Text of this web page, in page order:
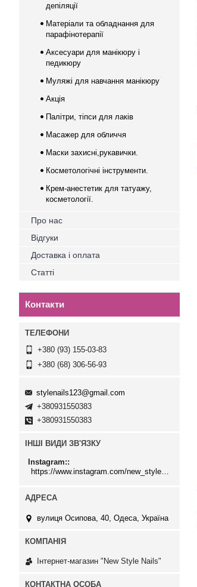
депіляції
Матеріали та обладнання для
парафінотерапії
Аксесуари для манікюру і
педикюру
Муляжі для навчання манікюру
Акція
Палітри, тіпси для лаків
Масажер для обличчя
Маски захисні,рукавички.
Косметологічні інструменти.
Крем-анестетик для татуажу,
косметології.
Про нас
Відгуки
Доставка і оплата
Статті
Контакти
+380 (93) 155-03-83
+380 (68) 306-56-93
stylenails123@gmail.com
+380931550383
+380931550383
ІНШІ ВИДИ ЗВ'ЯЗКУ
Instagram:
https://www.instagram.com/new_stylenails_/
вулиця Осипова, 40, Одеса, Україна
Інтернет-магазин "New Style Nails"